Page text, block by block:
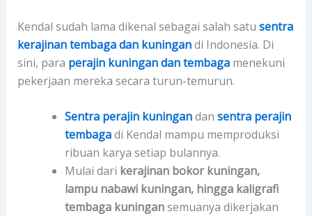
Kendal sudah lama dikenal sebagai salah satu sentra
kerajinan tembaga dan kuningandi Indonesia. Di
sini, para perajin kuningan dan tembagamenekuni
pekerjaan mereka secara turun-temurun.
Sentra perajin kuningandan sentra perajin
tembagadi Kendal mampu memproduksi
ribuan karya setiap bulannya.
Mulai dari kerajinan bokor kuningan,
lampu nabawi kuningan, hingga kaligrafi
tembaga kuningansemuanya dikerjakan